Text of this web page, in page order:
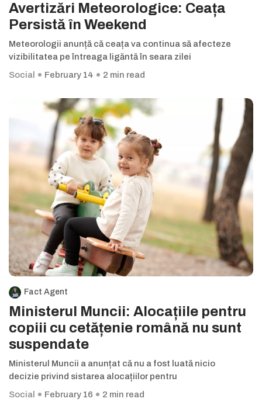
Avertizări Meteorologice: Ceața
Persistă în Weekend
Meteorologii anunță că ceața va continua să afecteze
vizibilitatea pe întreaga ligăntă în seara zilei
Social
February 14 2 min read
Fact Agent
Ministerul Muncii: Alocațiile pentru
copiii cu cetățenie română nu sunt
suspendate
Ministerul Muncii a anunțat că nu a fost luată nicio
decizie privind sistarea alocațiilor pentru
Social
February 16 2 min read